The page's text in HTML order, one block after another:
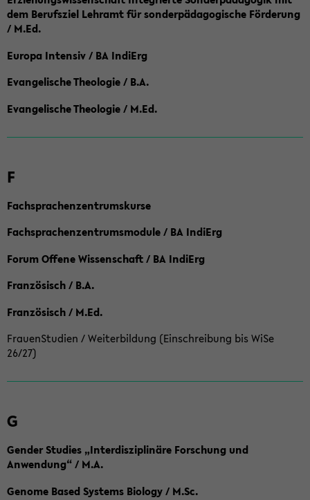
dem Berufsziel Lehramt für sonderpädagogische Förderung
/ M.Ed.
Europa Intensiv / BA IndiErg
Evangelische Theologie / B.A.
Evangelische Theologie / M.Ed.
F
Fachsprachenzentrumskurse
Fachsprachenzentrumsmodule / BA IndiErg
Forum Offene Wissenschaft / BA IndiErg
Französisch / B.A.
Französisch / M.Ed.
FrauenStudien / Weiterbildung (Einschreibung bis WiSe
26/27)
G
Gender Studies „Interdisziplinäre Forschung und
Anwendung“ / M.A.
Genome Based Systems Biology / M.Sc.